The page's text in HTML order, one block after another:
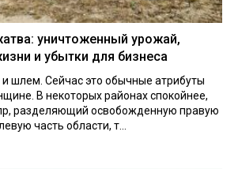
уничтоженный урожай,
и убытки для бизнеса
шлем. Сейчас это обычные атрибуты
В некоторых районах спокойнее,
разделяющий освобожденную правую
часть области, т...